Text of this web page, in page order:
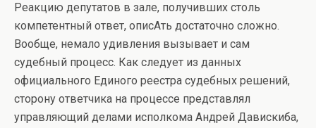
Реакцию депутатов в зале, получивших столь
компетентный ответ, описАть достаточно сложно.
Вообще, немало удивления вызывает и сам
судебный процесс. Как следует из данных
официального Единого реестра судебных решений,
сторону ответчика на процессе представлял
управляющий делами исполкома Андрей Давискиба,